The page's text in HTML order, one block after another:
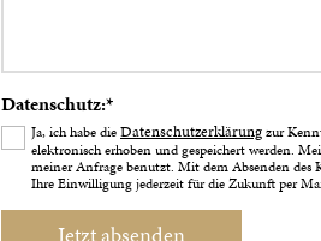
Datenschutz:*
Ja, ich habe dieDatenschutzerklärungzur
elektronisch erhoben und gespeichert werden.
meiner Anfrage benutzt. Mit dem Absenden
Ihre Einwilligung jederzeit für die Zukunft per